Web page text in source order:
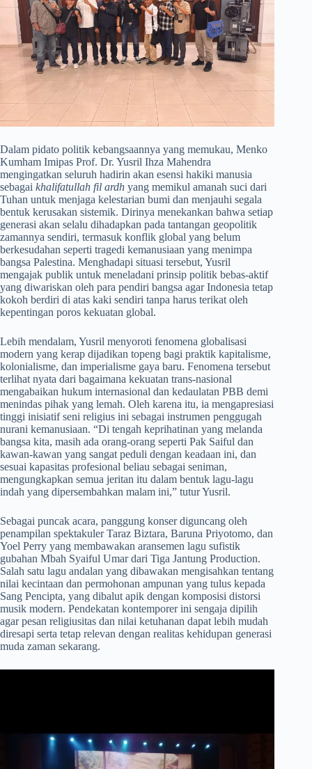
​Dalam pidato politik kebangsaannya yang memukau, Menko
Kumham Imipas Prof. Dr. Yusril Ihza Mahendra
mengingatkan seluruh hadirin akan esensi hakiki manusia
sebagai khalifatullah fil ardh yang memikul amanah suci dari
Tuhan untuk menjaga kelestarian bumi dan menjauhi segala
bentuk kerusakan sistemik. Dirinya menekankan bahwa setiap
generasi akan selalu dihadapkan pada tantangan geopolitik
zamannya sendiri, termasuk konflik global yang belum
berkesudahan seperti tragedi kemanusiaan yang menimpa
bangsa Palestina. Menghadapi situasi tersebut, Yusril
mengajak publik untuk meneladani prinsip politik bebas-aktif
yang diwariskan oleh para pendiri bangsa agar Indonesia tetap
kokoh berdiri di atas kaki sendiri tanpa harus terikat oleh
kepentingan poros kekuatan global.
​Lebih mendalam, Yusril menyoroti fenomena globalisasi
modern yang kerap dijadikan topeng bagi praktik kapitalisme,
kolonialisme, dan imperialisme gaya baru. Fenomena tersebut
terlihat nyata dari bagaimana kekuatan trans-nasional
mengabaikan hukum internasional dan kedaulatan PBB demi
menindas pihak yang lemah. Oleh karena itu, ia mengapresiasi
tinggi inisiatif seni religius ini sebagai instrumen penggugah
nurani kemanusiaan. “Di tengah keprihatinan yang melanda
bangsa kita, masih ada orang-orang seperti Pak Saiful dan
kawan-kawan yang sangat peduli dengan keadaan ini, dan
sesuai kapasitas profesional beliau sebagai seniman,
mengungkapkan semua jeritan itu dalam bentuk lagu-lagu
indah yang dipersembahkan malam ini,” tutur Yusril.
​Sebagai puncak acara, panggung konser diguncang oleh
penampilan spektakuler Taraz Biztara, Baruna Priyotomo, dan
Yoel Perry yang membawakan aransemen lagu sufistik
gubahan Mbah Syaiful Umar dari Tiga Jantung Production.
Salah satu lagu andalan yang dibawakan mengisahkan tentang
nilai kecintaan dan permohonan ampunan yang tulus kepada
Sang Pencipta, yang dibalut apik dengan komposisi distorsi
musik modern. Pendekatan kontemporer ini sengaja dipilih
agar pesan religiusitas dan nilai ketuhanan dapat lebih mudah
diresapi serta tetap relevan dengan realitas kehidupan generasi
muda zaman sekarang.